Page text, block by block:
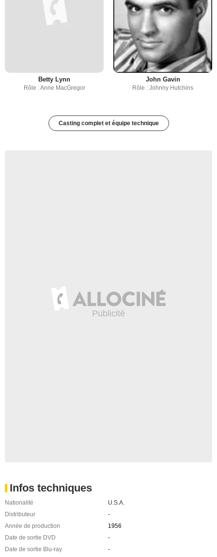
Betty Lynn
Rôle : Anne MacGregor
John Gavin
Rôle : Johnny Hutchins
Casting complet et équipe technique
Infos techniques
Nationalité
U.S.A.
Distributeur
-
Année de production
1956
Date de sortie DVD
-
Date de sortie Blu-ray
-